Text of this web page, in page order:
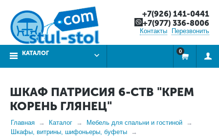
+7(926) 141-0441
+7(977) 336-8006
Контакты Перезвонить
КАТАЛОГ 0
ШКАФ ПАТРИСИЯ 6-СТВ "КРЕМ
КОРЕНЬ ГЛЯНЕЦ"
Главная Каталог
Мебель для спальни и гостиной
Шкафы, витрины, шифоньеры, буфеты